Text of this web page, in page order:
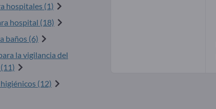
hospitales (1)
hospital (18)
baños (6)
la vigilancia del
(12)